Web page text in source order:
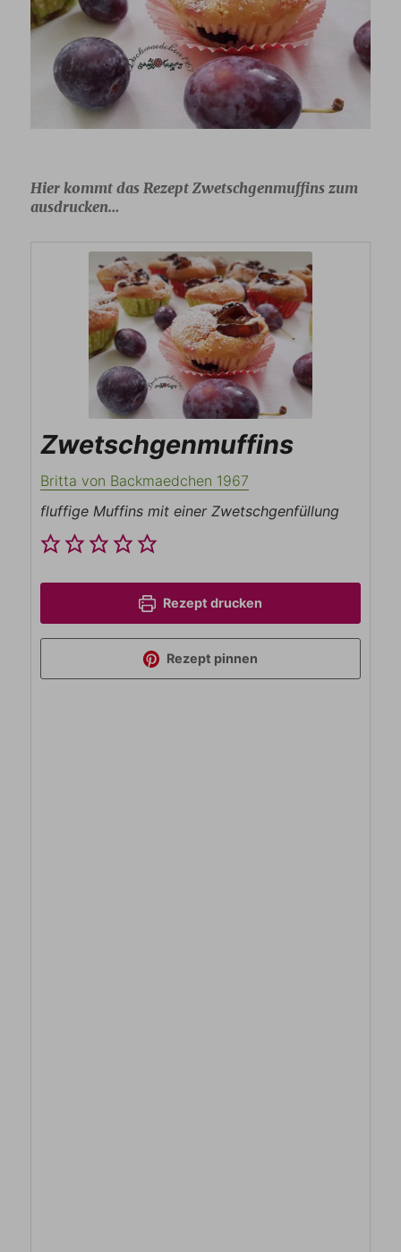
Hier kommt das Rezept Zwetschgenmuffins zum
ausdrucken…
Zwetschgenmuffins
Britta von Backmaedchen 1967
fluffige Muffins mit einer Zwetschgenfüllung
Rezept drucken
Rezept pinnen